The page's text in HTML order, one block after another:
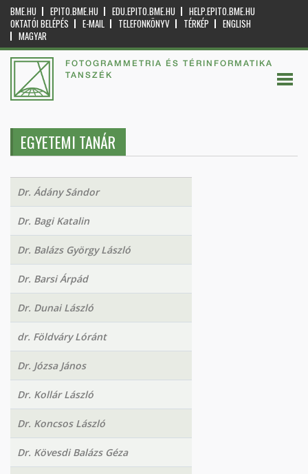
BME.HU EPITO.BME.HU EDU.EPITO.BME.HU
HELP.EPITO.BME.HU
OKTATÓI BELÉPÉS
E-MAIL TELEFONKÖNYV TÉRKÉP
ENGLISH
MAGYAR
FOTOGRAMMETRIA ÉS TÉRINFORMATIKA
TANSZÉK
EGYETEMI TANÁR
Dr. Ádány Sándor
Dr. Bagi Katalin
Dr. Balázs György László
Dr. Barsi Árpád
Dr. Dunai László
dr. Földváry Lóránt
Dr. Józsa János
Dr. Kollár László
Dr. Koncsos László
Dr. Kövesdi Balázs Géza